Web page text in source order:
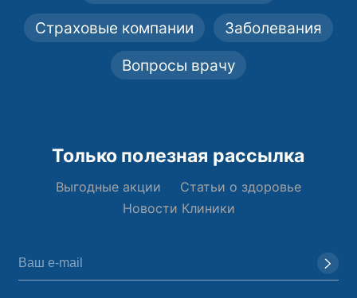
Страховые компании Заболевания
Вопросы врачу
Только полезная рассылка
Выгодные акции
Статьи о здоровье
Новости Клиники